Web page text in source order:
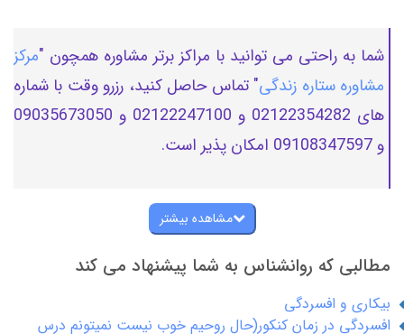
شما به راحتی می توانید با مراکز برتر مشاوره همچون "مرکز
مشاوره ستاره زندگی" تماس حاصل کنید، رزرو وقت با شماره
های 02122354282 و 02122247100 و 09035673050
و 09108347597 امکان پذیر است.
مشاهده بیشتر
مطالبی که روانشناس به شما پیشنهاد می کند
بیکاری و افسردگی
افسردگی در زمان کنکور(حال روحیم خوب نیست نمیتونم درس